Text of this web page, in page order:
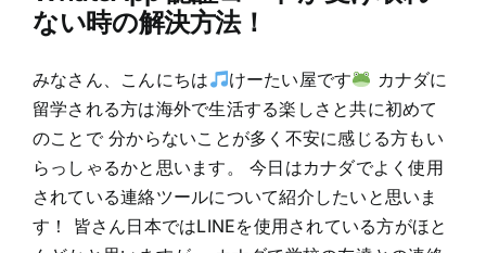
ない時の解決方法！
みなさん、こんにちは けーたい屋です
カナダに
留学される方は海外で生活する楽しさと共に初めて
のことで 分からないことが多く不安に感じる方もい
らっしゃるかと思います。 今日はカナダでよく使用
されている連絡ツールについて紹介したいと思いま
す！ 皆さん日本ではLINEを使用されている方がほと